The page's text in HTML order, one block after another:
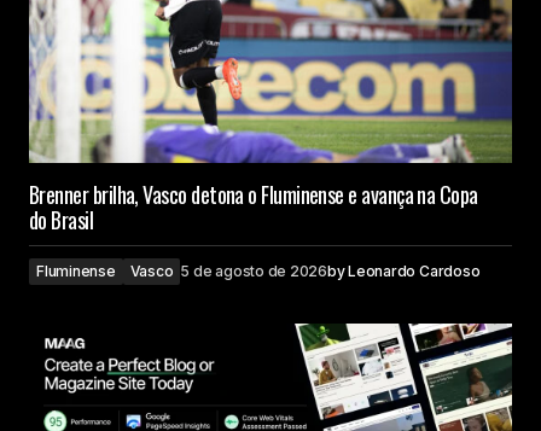
Brenner brilha, Vasco detona o Fluminense e avança na Copa
do Brasil
Fluminense Vasco 5 de agosto de 2026byLeonardo Cardoso